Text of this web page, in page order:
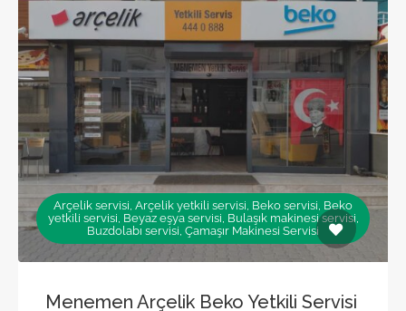
Arçelik servisi, Arçelik yetkili servisi, Beko servisi, Beko
yetkili servisi, Beyaz eşya servisi, Bulaşık makinesi servisi,
Buzdolabı servisi, Çamaşır Makinesi Servisi
Menemen Arçelik Beko Yetkili Servisi